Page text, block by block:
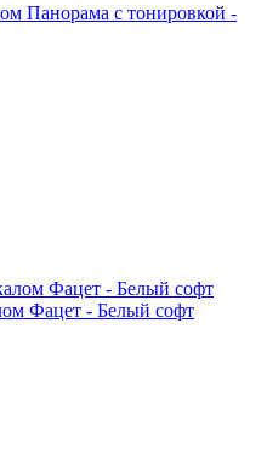
Панорама с тонировкой -
Фацет - Белый софт